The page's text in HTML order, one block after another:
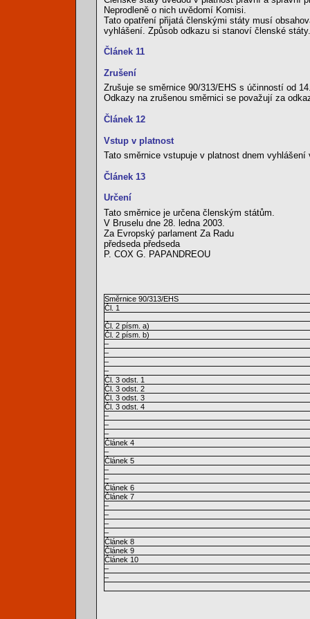
Neprodleně o nich uvědomí Komisi.
Tato opatření přijatá členskými státy musí
vyhlášení. Způsob odkazu si stanoví členské státy.
Článek 11
Zrušení
Zrušuje se směrnice 90/313/EHS s účinností od
Odkazy na zrušenou směrnici se považují za
Článek 12
Vstup v platnost
Tato směrnice vstupuje v platnost dnem
Článek 13
Určení
Tato směrnice je určena členským státům.
V Bruselu dne 28. ledna 2003.
Za Evropský parlament Za Radu
předseda předseda
P. COX G. PAPANDREOU
Směrnice 90/313/EHS
Čl. 1
Čl. 2 písm. a)
Čl. 2 písm. b)
–
–
–
–
Čl. 3 odst. 1
Čl. 3 odst. 2
Čl. 3 odst. 3
Čl. 3 odst. 4
–
–
–
Článek 4
–
Článek 5
–
–
Článek 6
Článek 7
–
–
–
–
Článek 8
Článek 9
Článek 10
–
–